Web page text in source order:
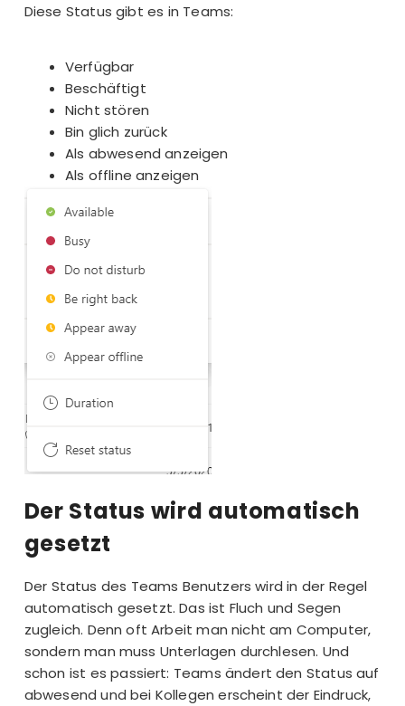
Diese Status gibt es in Teams:
Verfügbar
Beschäftigt
Nicht stören
Bin glich zurück
Als abwesend anzeigen
Als offline anzeigen
Der Status wird automatisch
gesetzt
Der Status des Teams Benutzers wird in der Regel
automatisch gesetzt. Das ist Fluch und Segen
zugleich. Denn oft Arbeit man nicht am Computer,
sondern man muss Unterlagen durchlesen. Und
schon ist es passiert: Teams ändert den Status auf
abwesend und bei Kollegen erscheint der Eindruck,